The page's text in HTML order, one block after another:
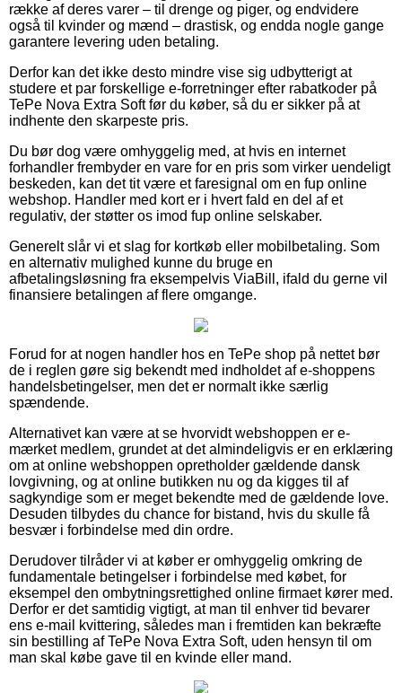
række af deres varer – til drenge og piger, og endvidere
også til kvinder og mænd – drastisk, og endda nogle gange
garantere levering uden betaling.
Derfor kan det ikke desto mindre vise sig udbytterigt at
studere et par forskellige e-forretninger efter rabatkoder på
TePe Nova Extra Soft før du køber, så du er sikker på at
indhente den skarpeste pris.
Du bør dog være omhyggelig med, at hvis en internet
forhandler frembyder en vare for en pris som virker uendeligt
beskeden, kan det tit være et faresignal om en fup online
webshop. Handler med kort er i hvert fald en del af et
regulativ, der støtter os imod fup online selskaber.
Generelt slår vi et slag for kortkøb eller mobilbetaling. Som
en alternativ mulighed kunne du bruge en
afbetalingsløsning fra eksempelvis ViaBill, ifald du gerne vil
finansiere betalingen af flere omgange.
Forud for at nogen handler hos en TePe shop på nettet bør
de i reglen gøre sig bekendt med indholdet af e-shoppens
handelsbetingelser, men det er normalt ikke særlig
spændende.
Alternativet kan være at se hvorvidt webshoppen er e-
mærket medlem, grundet at det almindeligvis er en erklæring
om at online webshoppen opretholder gældende dansk
lovgivning, og at online butikken nu og da kigges til af
sagkyndige som er meget bekendte med de gældende love.
Desuden tilbydes du chance for bistand, hvis du skulle få
besvær i forbindelse med din ordre.
Derudover tilråder vi at køber er omhyggelig omkring de
fundamentale betingelser i forbindelse med købet, for
eksempel den ombytningsrettighed online firmaet kører med.
Derfor er det samtidig vigtigt, at man til enhver tid bevarer
ens e-mail kvittering, således man i fremtiden kan bekræfte
sin bestilling af TePe Nova Extra Soft, uden hensyn til om
man skal købe gave til en kvinde eller mand.